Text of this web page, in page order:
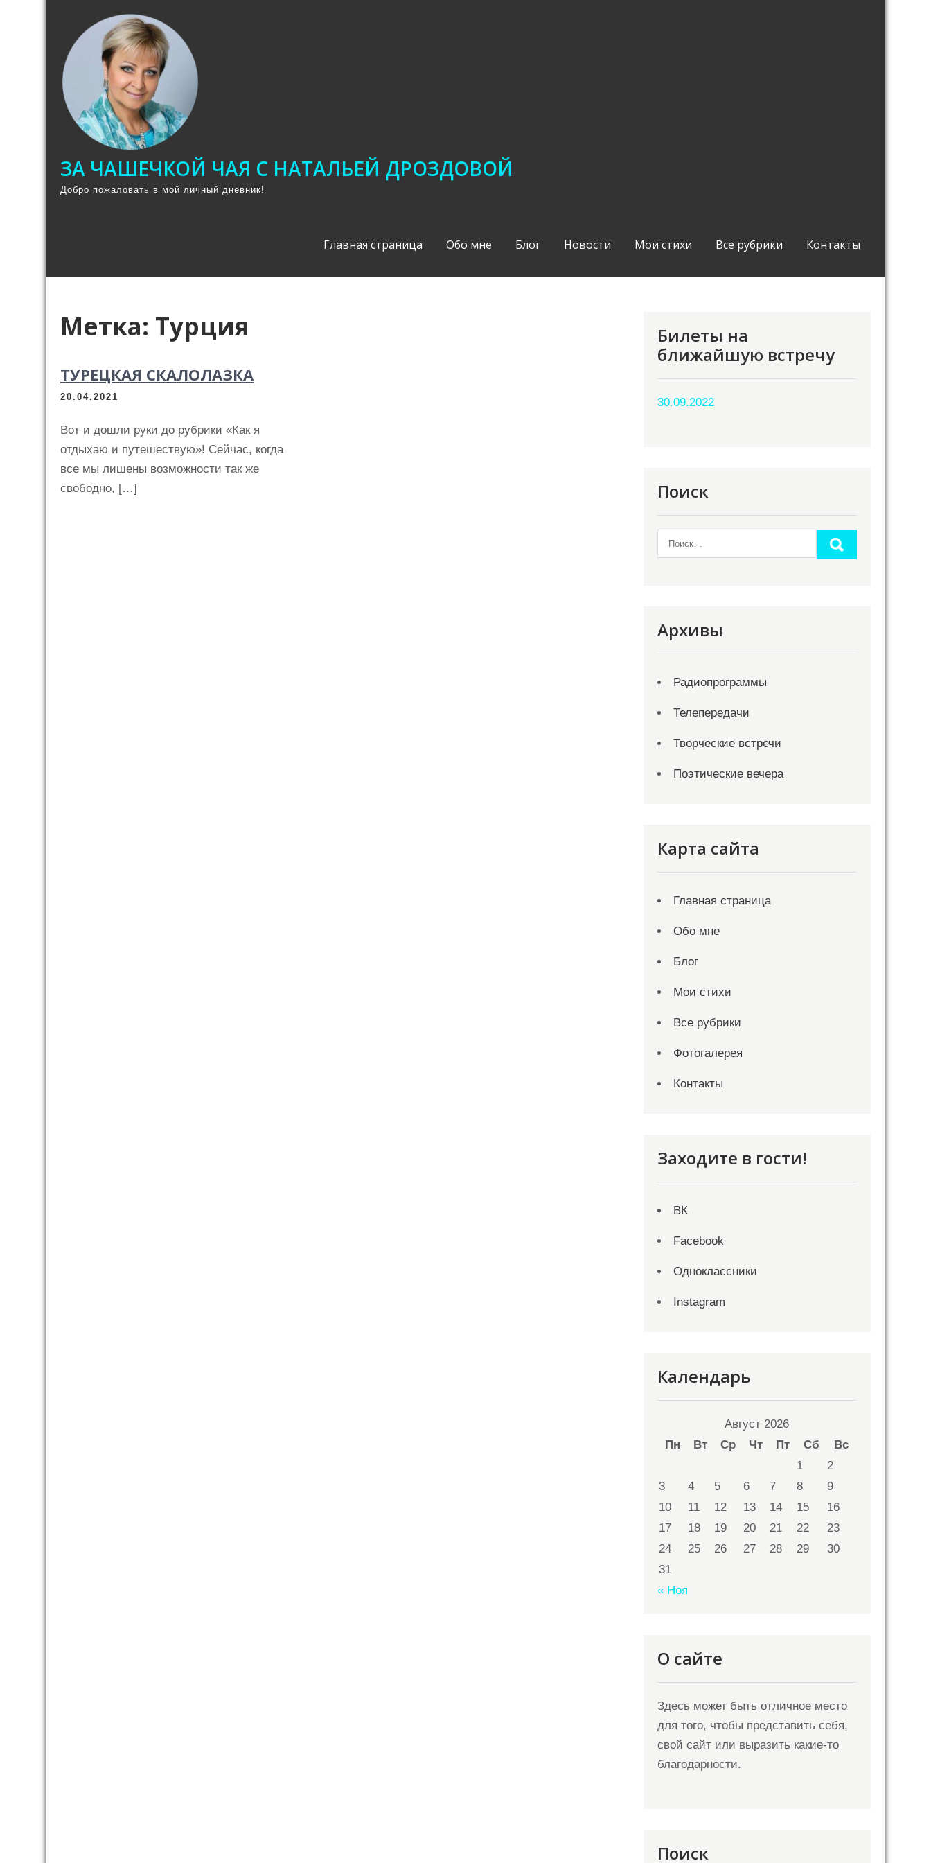
содержимому
ЗА ЧАШЕЧКОЙ ЧАЯ С НАТАЛЬЕЙ ДРОЗДОВОЙ
Добро пожаловать в мой личный дневник!
Главная страница Обо мне Блог Новости Мои стихи Все рубрики Контакты
Метка: Турция
ТУРЕЦКАЯ СКАЛОЛАЗКА
20.04.2021
Вот и дошли руки до рубрики «Как я
отдыхаю и путешествую»! Сейчас, когда
все мы лишены возможности так же
свободно, […]
Билеты на
ближайшую встречу
30.09.2022
Поиск
Архивы
Радиопрограммы
Телепередачи
Творческие встречи
Поэтические вечера
Карта сайта
Главная страница
Обо мне
Блог
Мои стихи
Все рубрики
Фотогалерея
Контакты
Заходите в гости!
ВК
Facebook
Одноклассники
Instagram
Календарь
Август 2026
Пн
Вт Ср Чт Пт Сб
Вс
1
2
3
4 5 6 7 8
9
10
11 12 13 14 15
16
17
18 19 20 21 22
23
24
25 26 27 28 29
30
31
« Ноя
О сайте
Здесь может быть отличное место
для того, чтобы представить себя,
свой сайт или выразить какие-то
благодарности.
Поиск